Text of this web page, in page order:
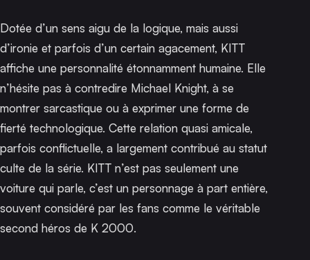
Dotée d’un sens aigu de la logique, mais aussi
d’ironie et parfois d’un certain agacement, KITT
affiche une personnalité étonnamment humaine. Elle
n’hésite pas à contredire Michael Knight, à se
montrer sarcastique ou à exprimer une forme de
fierté technologique. Cette relation quasi amicale,
parfois conflictuelle, a largement contribué au statut
culte de la série. KITT n’est pas seulement une
voiture qui parle, c’est un personnage à part entière,
souvent considéré par les fans comme le véritable
second héros de K 2000.